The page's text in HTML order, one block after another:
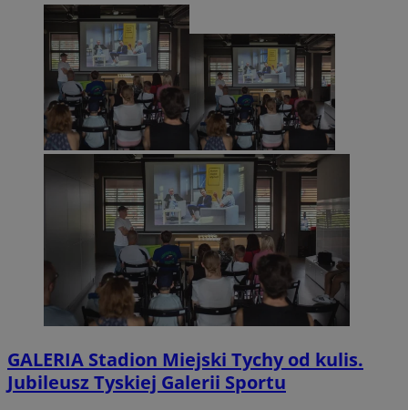
GALERIA Stadion Miejski Tychy od kulis.
Jubileusz Tyskiej Galerii Sportu